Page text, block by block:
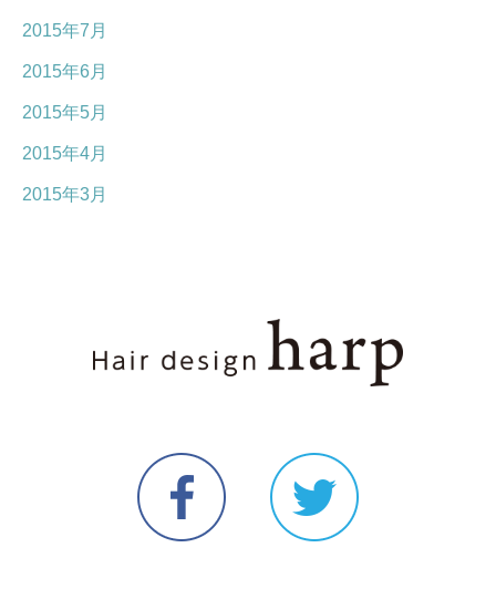
2015年7月
2015年6月
2015年5月
2015年4月
2015年3月